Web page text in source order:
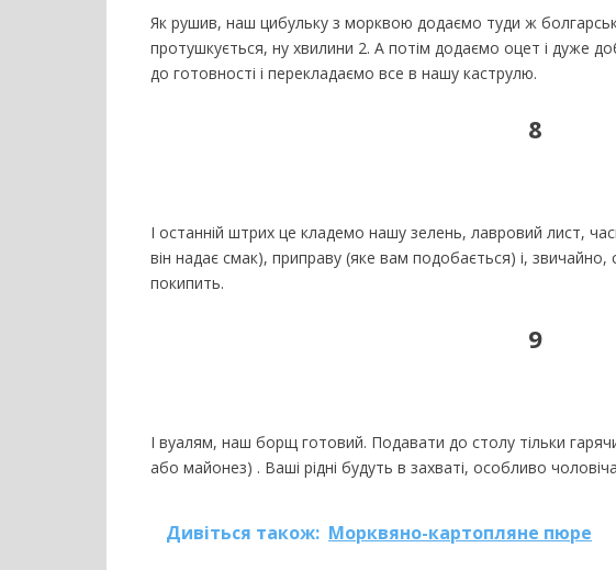
Як рушив, наш цибульку з морквою додаємо туди ж
протушкується, ну хвилини 2. А потім додаємо оцет і дуже
до готовності і перекладаємо все в нашу каструлю.
8
І останній штрих це кладемо нашу зелень, лавровий лист,
він надає смак), приправу (яке вам подобається) і,
покипить.
9
І вуалям, наш борщ готовий. Подавати до столу тільки
або майонез) . Ваші рідні будуть в захваті, особливо
Дивіться також: Морквяно-картопляне пюре